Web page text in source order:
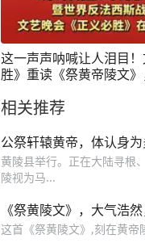
这一声声呐喊让人泪目
胜》重读《祭黄帝陵文》
读此文，仍振聋发聩！
相关推荐
公祭轩辕黄帝，体认身
黄陵县举行。正在大陆寻根
陵视为马...
《祭黄陵文》，大气浩
这首《祭黄陵文》,刻在黄帝